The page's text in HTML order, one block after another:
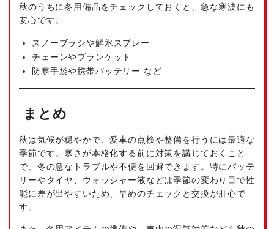
秋のうちに冬用備品をチェックしておくと、急な寒波にも
安心です。
スノーブラシや解氷スプレー
チェーンやブランケット
防寒手袋や携帯バッテリー など
まとめ
秋は気候が穏やかで、愛車の点検や整備を行うには最適な
季節です。寒さが本格化する前に対策を講じておくこと
で、冬の急なトラブルや不便を回避できます。特にバッテ
リーやタイヤ、ウォッシャー液などは季節の変わり目で性
能に差が出やすいため、早めのチェックと交換が肝心で
す。